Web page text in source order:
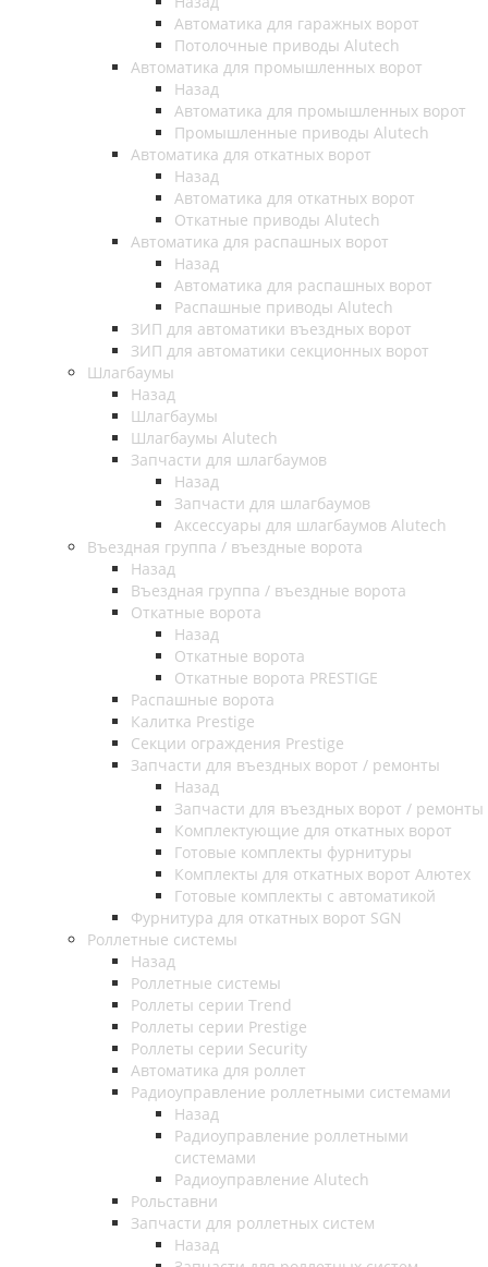
Автоматика для гаражных ворот
Потолочные приводы Alutech
Автоматика для промышленных ворот
Назад
Автоматика для промышленных ворот
Промышленные приводы Alutech
Автоматика для откатных ворот
Назад
Автоматика для откатных ворот
Откатные приводы Alutech
Автоматика для распашных ворот
Назад
Автоматика для распашных ворот
Распашные приводы Alutech
ЗИП для автоматики въездных ворот
ЗИП для автоматики секционных ворот
Шлагбаумы
Назад
Шлагбаумы
Шлагбаумы Alutech
Запчасти для шлагбаумов
Назад
Запчасти для шлагбаумов
Аксессуары для шлагбаумов Alutech
Въездная группа / въездные ворота
Назад
Въездная группа / въездные ворота
Откатные ворота
Назад
Откатные ворота
Откатные ворота PRESTIGE
Распашные ворота
Калитка Prestige
Секции ограждения Prestige
Запчасти для въездных ворот / ремонты
Назад
Запчасти для въездных ворот / ремонты
Комплектующие для откатных ворот
Готовые комплекты фурнитуры
Комплекты для откатных ворот Алютех
Готовые комплекты с автоматикой
Фурнитура для откатных ворот SGN
Роллетные системы
Назад
Роллетные системы
Роллеты серии Trend
Роллеты серии Prestige
Роллеты серии Security
Автоматика для роллет
Радиоуправление роллетными системами
Назад
Радиоуправление роллетными
системами
Радиоуправление Alutech
Рольставни
Запчасти для роллетных систем
Назад